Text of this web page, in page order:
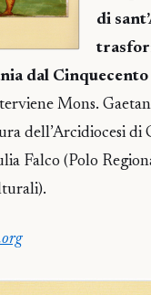
di
dal Cinquecento
Mons.
dell’Arcidiocesi di
Falco (Polo